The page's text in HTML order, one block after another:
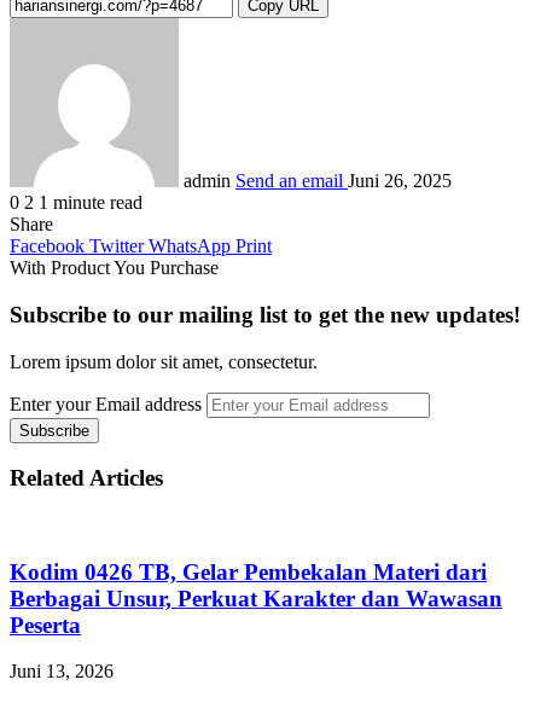
Copy URL
admin Send an email Juni 26, 2025
0 2 1 minute read
Share
Facebook Twitter WhatsApp Print
With Product You Purchase
Subscribe to our mailing list to get the new updates!
Lorem ipsum dolor sit amet, consectetur.
Enter your Email address
Related Articles
Kodim 0426 TB, Gelar Pembekalan Materi dari
Berbagai Unsur, Perkuat Karakter dan Wawasan
Peserta
Juni 13, 2026